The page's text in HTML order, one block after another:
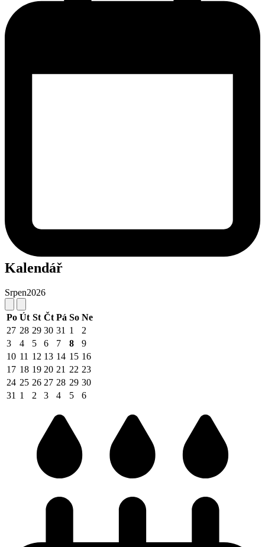
Kalendář
Srpen2026
Po Út St Čt Pá So Ne
27 28 29 30 31 1
2
3
4 5 6 7 8
9
10 11 12 13 14 15 16
17 18 19 20 21 22 23
24 25 26 27 28 29 30
31 1 2 3 4 5 6